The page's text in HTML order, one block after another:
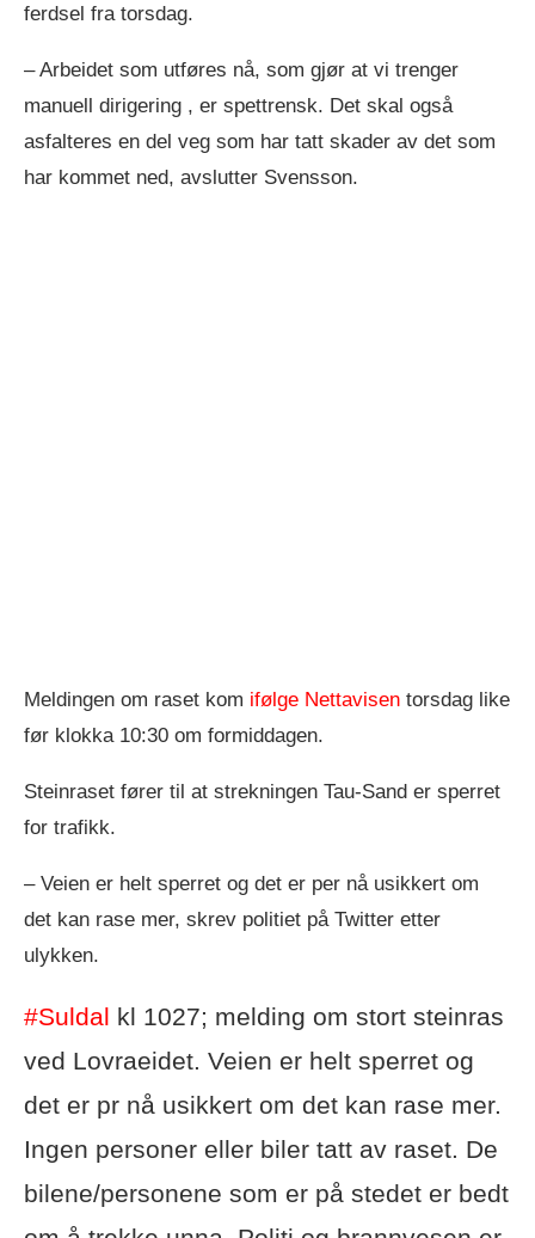
ferdsel fra torsdag.
– Arbeidet som utføres nå, som gjør at vi trenger
manuell dirigering , er spettrensk. Det skal også
asfalteres en del veg som har tatt skader av det som
har kommet ned, avslutter Svensson.
Meldingen om raset kom ifølge Nettavisen torsdag like
før klokka 10:30 om formiddagen.
Steinraset fører til at strekningen Tau-Sand er sperret
for trafikk.
– Veien er helt sperret og det er per nå usikkert om
det kan rase mer, skrev politiet på Twitter etter
ulykken.
#Suldal kl 1027; melding om stort steinras
ved Lovraeidet. Veien er helt sperret og
det er pr nå usikkert om det kan rase mer.
Ingen personer eller biler tatt av raset. De
bilene/personene som er på stedet er bedt